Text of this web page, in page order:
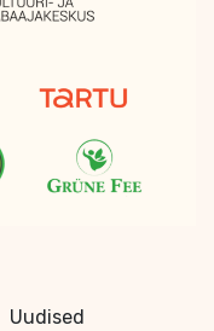
Uudised